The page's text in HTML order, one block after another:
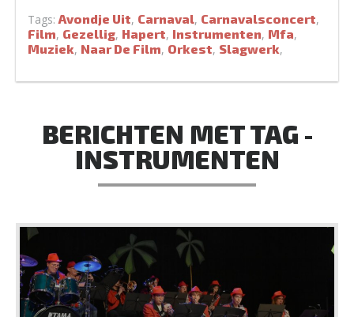
Tags:Avondje Uit, Carnaval, Carnavalsconcert,
Film, Gezellig, Hapert, Instrumenten, Mfa,
Muziek, Naar De Film, Orkest, Slagwerk,
BERICHTEN MET TAG -
INSTRUMENTEN